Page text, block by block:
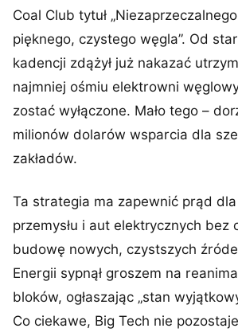
Coal Club tytuł
pięknego, czystego węgla”. Od
kadencji zdążył już nakazać
najmniej ośmiu elektrowni
zostać wyłączone. Mało tego –
milionów dolarów wsparcia dla
zakładów.
Ta strategia ma zapewnić prąd
przemysłu i aut elektrycznych bez
budowę nowych, czystszych
Energii sypnął groszem na
bloków, ogłaszając „stan
Co ciekawe, Big Tech nie